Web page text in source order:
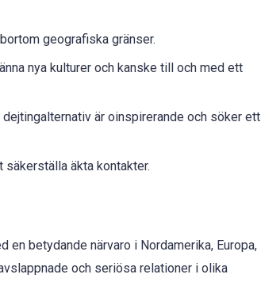
geografiska gränser.
nya kulturer och kanske till och med ett
är oinspirerande och söker ett
äkta kontakter.
en betydande närvaro i Nordamerika, Europa,
och seriösa relationer i olika